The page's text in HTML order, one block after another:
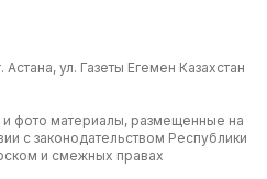
ул. Газеты Егемен Казахстан
фото материалы, размещенные на
с законодательством Республики
и смежных правах